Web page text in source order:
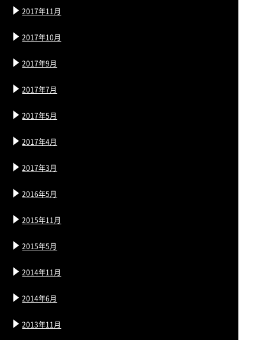
2017年11月
2017年10月
2017年9月
2017年7月
2017年5月
2017年4月
2017年3月
2016年5月
2015年11月
2015年5月
2014年11月
2014年6月
2013年11月